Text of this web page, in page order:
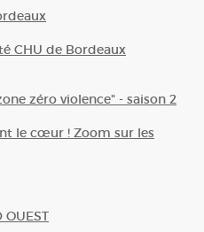
CHU de Bordeaux
zéro violence" - saison 2
le cœur ! Zoom sur les
OUEST